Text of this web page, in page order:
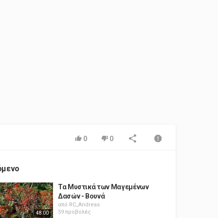
0 0
48:00
Τα Μυστικά των Μαγεμένων
Δασών - Βουνά
από RC_Andreas
59 προβολές